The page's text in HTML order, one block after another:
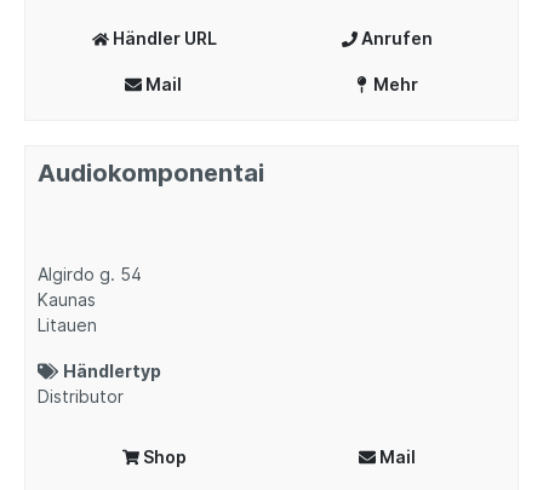
Händler URL Anrufen
Mail Mehr
Audiokomponentai
Algirdo g. 54
Kaunas
Litauen
Händlertyp
Distributor
Shop Mail